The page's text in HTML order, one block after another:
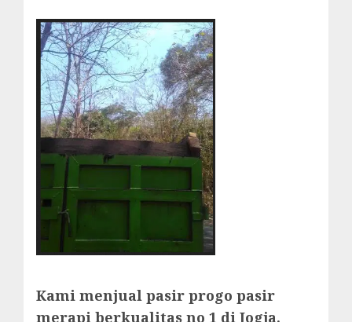
Kami menjual pasir progo pasir
merapi berkualitas no 1 di Jogja.